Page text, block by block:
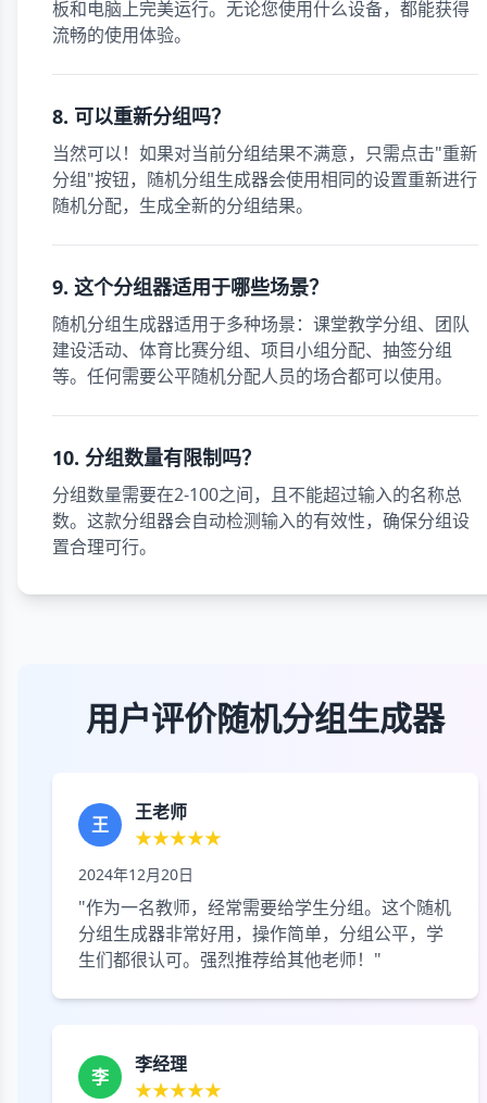
板和电脑上完美运行。无论您使用什么设备，都能获得
流畅的使用体验。
8. 可以重新分组吗？
当然可以！如果对当前分组结果不满意，只需点击"重新
分组"按钮，随机分组生成器会使用相同的设置重新进行
随机分配，生成全新的分组结果。
9. 这个分组器适用于哪些场景？
随机分组生成器适用于多种场景：课堂教学分组、团队
建设活动、体育比赛分组、项目小组分配、抽签分组
等。任何需要公平随机分配人员的场合都可以使用。
10. 分组数量有限制吗？
分组数量需要在2-100之间，且不能超过输入的名称总
数。这款分组器会自动检测输入的有效性，确保分组设
置合理可行。
用户评价随机分组生成器
王
王老师
★★★★★
2024年12月20日
"作为一名教师，经常需要给学生分组。这个随机
分组生成器非常好用，操作简单，分组公平，学
生们都很认可。强烈推荐给其他老师！"
李
李经理
★★★★★